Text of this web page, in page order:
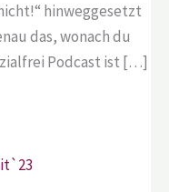
hinweggesetzt
das, wonach du
Podcast ist […]